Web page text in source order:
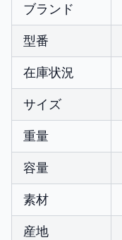
ブランド
型番
在庫状況
サイズ
重量
容量
素材
産地